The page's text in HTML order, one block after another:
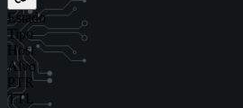
Estado
Tipo
Host
Alvo
PTR
TTL